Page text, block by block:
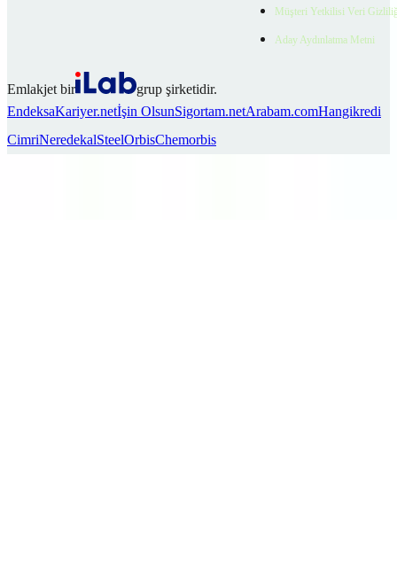
Müşteri Yetkilisi Veri
Aday Aydınlatma Metni
Emlakjet bir
grup şirketidir.
EndeksaKariyer.netİşin OlsunSigortam.netArabam.comHangikredi
CimriNeredekalSteelOrbisChemorbis